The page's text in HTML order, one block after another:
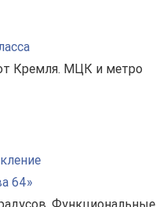
Кремля. МЦК и метро
64»